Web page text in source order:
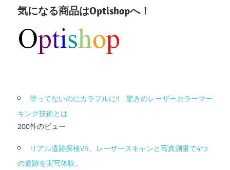
気になる商品はOptishopへ！
塗ってないのにカラフルに!! 驚きのレーザーカラーマー
キング技術とは
200件のビュー
リアル遺跡探検VR。レーザースキャンと写真測量で4つ
の遺跡を実写体験。